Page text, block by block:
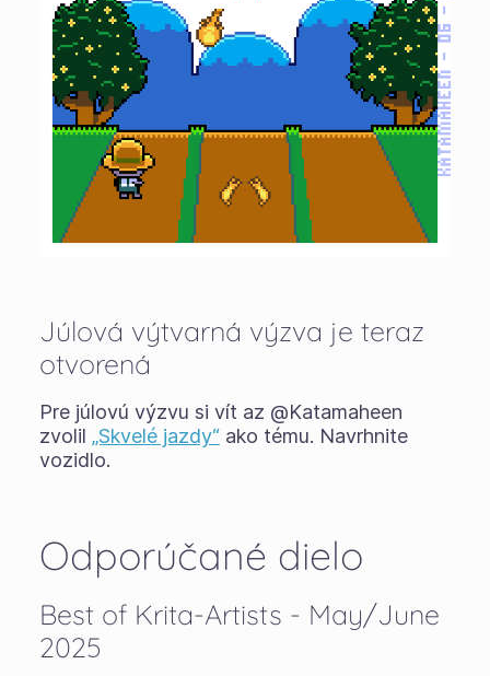
Júlová výtvarná výzva je teraz
otvorená
Pre júlovú výzvu si vít az @Katamaheen
zvolil „Skvelé jazdy“ako tému. Navrhnite
vozidlo.
Odporúčané dielo
Best of Krita-Artists - May/June
2025